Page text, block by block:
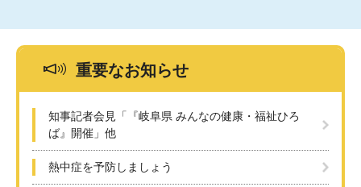
重要なお知らせ
知事記者会見「『岐阜県 みんなの健康・福祉ひろ
ば』開催」他
熱中症を予防しましょう